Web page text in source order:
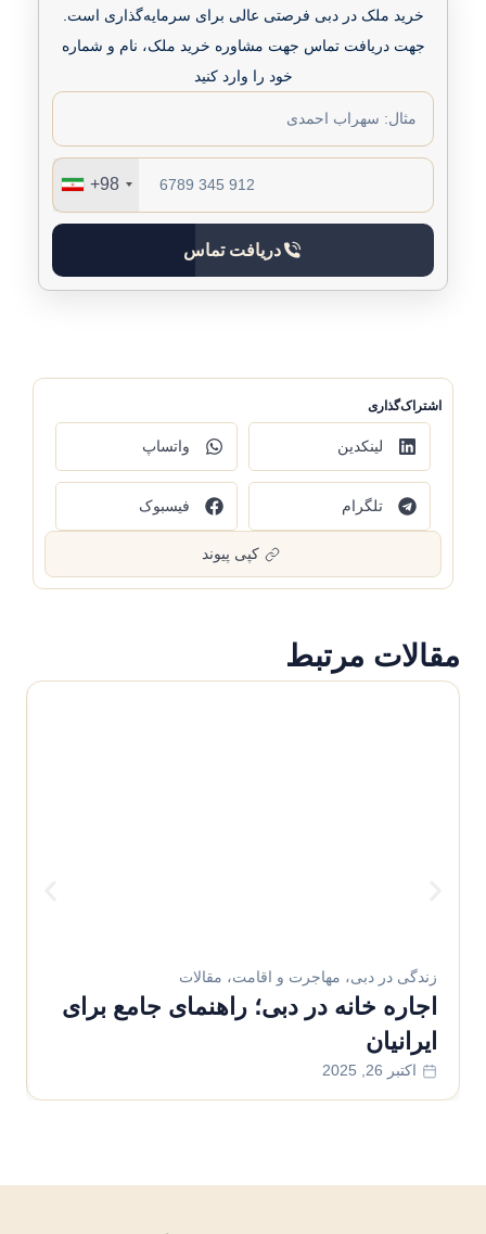
اشتراک‌گذاری
لینکدین واتساپ
تلگرام فیسبوک
کپی پیوند
خرید ملک در دبی فرصتی عالی برای سرمایه‌گذاری است.
جهت دریافت تماس جهت مشاوره خرید ملک، نام و شماره
خود را وارد کنید
+98
دریافت تماس
مقالات مرتبط
زندگی در دبی،مهاجرت و اقامت،مقالات
اجاره خانه در دبی؛ راهنمای جامع برای
ایرانیان
اکتبر 26, 2025